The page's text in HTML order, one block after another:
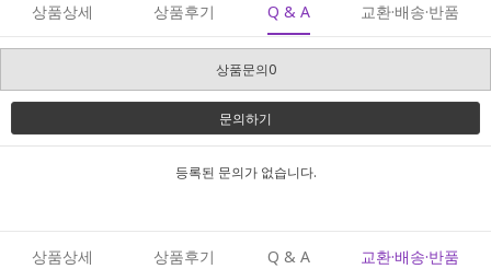
상품상세 상품후기 Q & A 교환·배송·반품
상품문의0
문의하기
등록된 문의가 없습니다.
상품상세 상품후기 Q & A 교환·배송·반품